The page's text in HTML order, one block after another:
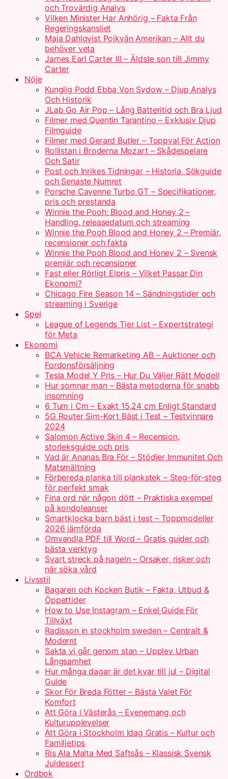
och Trovärdig Analys
Vilken Minister Har Anhörig – Fakta Från
Regeringskansliet
Maja Dahlqvist Pojkvän Amerikan – Allt du
behöver veta
James Earl Carter III – Äldste son till Jimmy
Carter
Nöje
Kunglig Podd Ebba Von Sydow – Djup Analys
Och Historik
JLab Go Air Pop – Lång Batteritid och Bra Ljud
Filmer med Quentin Tarantino – Exklusiv Djup
Filmguide
Filmer med Gerard Butler – Toppval För Action
Rollistan i Broderna Mozart – Skådespelare
Och Satir
Post och Inrikes Tidningar – Historia, Sökguide
och Senaste Numret
Porsche Cayenne Turbo GT – Specifikationer,
pris och prestanda
Winnie the Pooh: Blood and Honey 2 –
Handling, releasedatum och streaming
Winnie the Pooh Blood and Honey 2 – Premiär,
recensioner och fakta
Winnie the Pooh Blood and Honey 2 – Svensk
premiär och recensioner
Fast eller Rörligt Elpris – Vilket Passar Din
Ekonomi?
Chicago Fire Season 14 – Sändningstider och
streaming i Sverige
Spel
League of Legends Tier List – Expertstrategi
för Meta
Ekonomi
BCA Vehicle Remarketing AB – Auktioner och
Fordonsförsäljning
Tesla Model Y Pris – Hur Du Väljer Rätt Modell
Hur somnar man – Bästa metoderna för snabb
insomning
6 Tum i Cm – Exakt 15,24 cm Enligt Standard
5G Router Sim-Kort Bäst i Test – Testvinnare
2024
Salomon Active Skin 4 – Recension,
storleksguide och pris
Vad är Ananas Bra För – Stödjer Immunitet Och
Matsmältning
Förbereda planka till plankstek – Steg-för-steg
för perfekt smak
Fina ord när någon dött – Praktiska exempel
på kondoleanser
Smartklocka barn bäst i test – Toppmodeller
2026 jämförda
Omvandla PDF till Word – Gratis guider och
bästa verktyg
Svart streck på nageln – Orsaker, risker och
när söka vård
Livsstil
Bagaren och Kocken Butik – Fakta, Utbud &
Öppettider
How to Use Instagram – Enkel Guide För
Tillväxt
Radisson in stockholm sweden – Centralt &
Modernt
Sakta vi går genom stan – Upplev Urban
Långsamhet
Hur många dagar är det kvar till jul – Digital
Guide
Skor För Breda Fötter – Bästa Valet För
Komfort
Att Göra i Västerås – Evenemang och
Kulturupplevelser
Att Göra i Stockholm Idag Gratis – Kultur och
Familjetips
Ris Ala Malta Med Saftsås – Klassisk Svensk
Juldessert
Ordbok